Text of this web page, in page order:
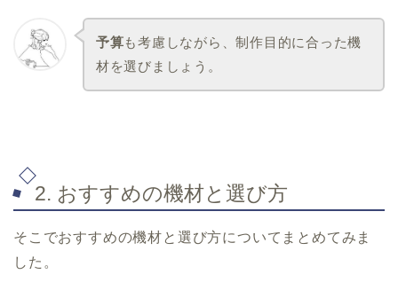
予算も考慮しながら、制作目的に合った機
材を選びましょう。
2. おすすめの機材と選び方
そこでおすすめの機材と選び方についてまとめてみま
した。